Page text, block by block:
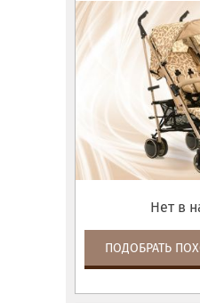
Нет в
ПОДОБРАТЬ